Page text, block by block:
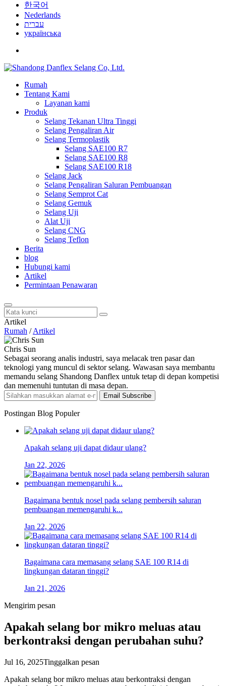
한국어
Nederlands
עברית
українська
Rumah
Tentang Kami
Layanan kami
Produk
Selang Tekanan Ultra Tinggi
Selang Pengaliran Air
Selang Termoplastik
Selang SAE100 R7
Selang SAE100 R8
Selang SAE100 R18
Selang Jack
Selang Pengaliran Saluran Pembuangan
Selang Semprot Cat
Selang Gemuk
Selang Uji
Alat Uji
Selang CNG
Selang Teflon
Berita
blog
Hubungi kami
Artikel
Permintaan Penawaran
Artikel
Rumah /Artikel
Chris Sun
Sebagai seorang analis industri, saya melacak tren pasar dan
teknologi yang muncul di sektor selang. Wawasan saya membantu
memandu selang Shandong Danflex untuk tetap di depan kompetisi
dan memenuhi tuntutan di masa depan.
Email Subscribe
Postingan Blog Populer
Apakah selang uji dapat didaur ulang?
Jan 22, 2026
Bagaimana bentuk nosel pada selang pembersih saluran
pembuangan memengaruhi k...
Jan 22, 2026
Bagaimana cara memasang selang SAE 100 R14 di
lingkungan dataran tinggi?
Jan 21, 2026
Mengirim pesan
Apakah selang bor mikro meluas atau
berkontraksi dengan perubahan suhu?
Jul 16, 2025Tinggalkan pesan
Apakah selang bor mikro meluas atau berkontraksi dengan